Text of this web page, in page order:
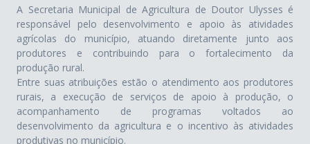
A Secretaria Municipal de Agricultura de Doutor Ulysses é
responsável pelo desenvolvimento e apoio às atividades
agrícolas do município, atuando diretamente junto aos
produtores e contribuindo para o fortalecimento da
produção rural.
Entre suas atribuições estão o atendimento aos produtores
rurais, a execução de serviços de apoio à produção, o
acompanhamento de programas voltados ao
desenvolvimento da agricultura e o incentivo às atividades
produtivas no município.